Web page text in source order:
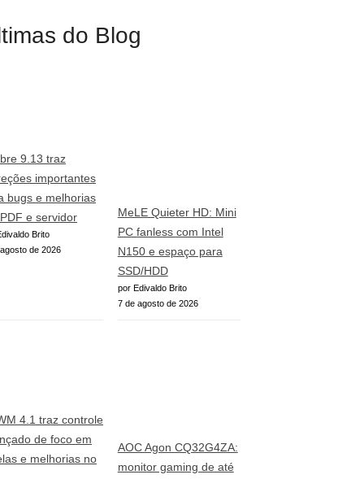
do Blog
9.13 traz
importantes
bugs e melhorias
e servidor
Brito
de 2026
MeLE Quieter HD: Mini
PC fanless com Intel
N150 e espaço para
SSD/HDD
por Edivaldo Brito
7 de agosto de 2026
4.1 traz controle
de foco em
e melhorias no
AOC Agon CQ32G4ZA:
monitor gaming de até